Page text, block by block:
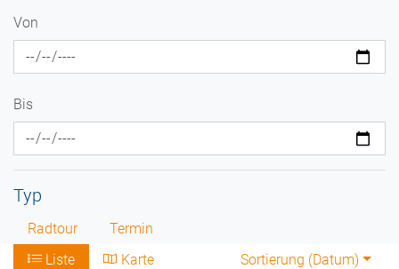
Von
Bis
Typ
Radtour
Termin
Liste
Karte Sortierung (Datum)